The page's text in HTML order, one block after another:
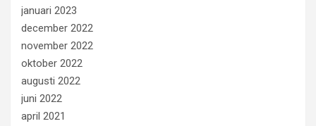
januari 2023
december 2022
november 2022
oktober 2022
augusti 2022
juni 2022
april 2021